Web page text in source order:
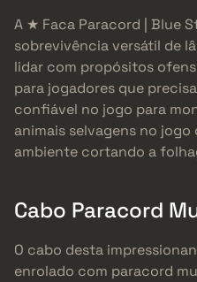
A ★ Faca Paracord | Blue
sobrevivência versátil de
lidar com propósitos
para jogadores que
confiável no jogo para
animais selvagens no jogo
ambiente cortando a
Cabo Paracord
O cabo desta
enrolado com paracord